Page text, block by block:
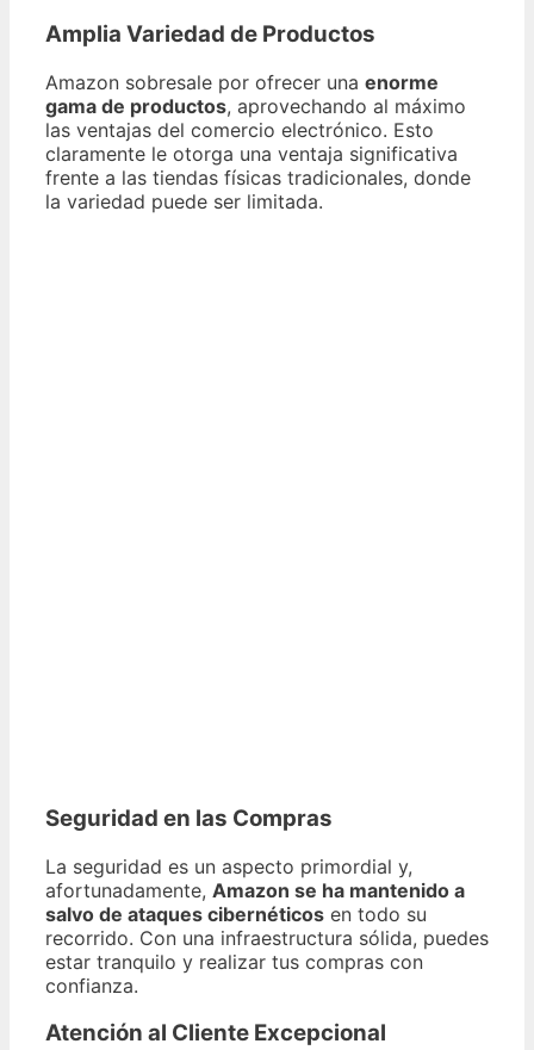
Amplia Variedad de Productos
Amazon sobresale por ofrecer una enorme
gama de productos, aprovechando al máximo
las ventajas del comercio electrónico. Esto
claramente le otorga una ventaja significativa
frente a las tiendas físicas tradicionales, donde
la variedad puede ser limitada.
Seguridad en las Compras
La seguridad es un aspecto primordial y,
afortunadamente, Amazon se ha mantenido a
salvo de ataques cibernéticos en todo su
recorrido. Con una infraestructura sólida, puedes
estar tranquilo y realizar tus compras con
confianza.
Atención al Cliente Excepcional